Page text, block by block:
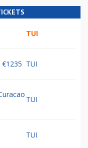
TUI
TUI
TUI
TUI